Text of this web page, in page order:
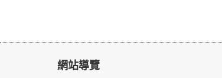
網站導覽